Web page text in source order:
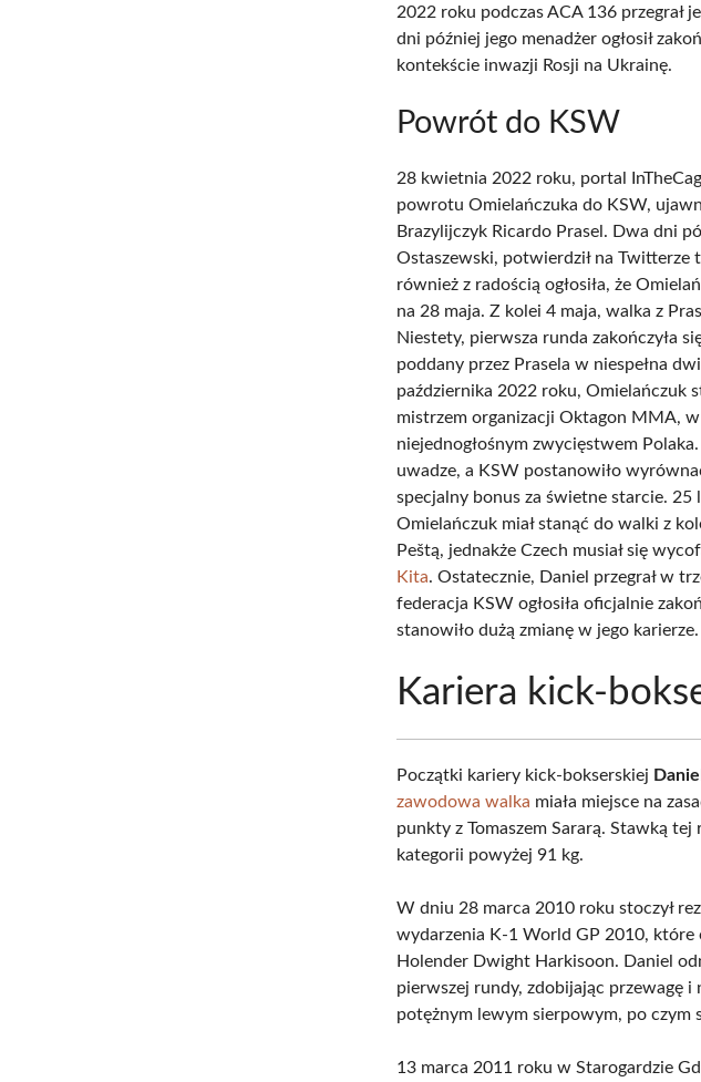
2022 roku podczas ACA 136 przegrał
dni później jego menadżer ogłosił
kontekście inwazji Rosji na Ukrainę.
Powrót do KSW
28 kwietnia 2022 roku, portal
powrotu Omielańczuka do KSW,
Brazylijczyk Ricardo Prasel. Dwa dni
Ostaszewski, potwierdził na
również z radością ogłosiła, że
na 28 maja. Z kolei 4 maja, walka z
Niestety, pierwsza runda zakończyła
poddany przez Prasela w niespełna
października 2022 roku, Omielańczuk
mistrzem organizacji Oktagon MMA,
niejednogłośnym zwycięstwem
uwadze, a KSW postanowiło
specjalny bonus za świetne starcie.
Omielańczuk miał stanąć do walki z
Peštą, jednakże Czech musiał się
Kita. Ostatecznie, Daniel przegrał w
federacja KSW ogłosiła oficjalnie
stanowiło dużą zmianę w jego karierze.
Kariera kick-
Początki kariery kick-bokserskiej
zawodowa walka miała miejsce na
punkty z Tomaszem Sararą. Stawką
kategorii powyżej 91 kg.
W dniu 28 marca 2010 roku stoczył
wydarzenia K-1 World GP 2010, które
Holender Dwight Harkisoon. Daniel
pierwszej rundy, zdobijając przewagę
potężnym lewym sierpowym, po czym
13 marca 2011 roku w Starogardzie